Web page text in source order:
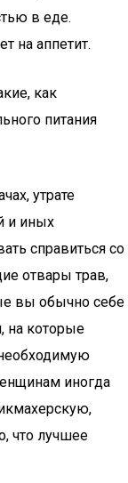
в еде.
на аппетит.
как
питания
утрате
и иных
справиться со
отвары трав,
вы обычно себе
на которые
иногда
что лучшее